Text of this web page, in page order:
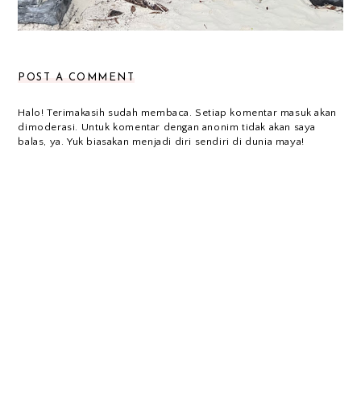
POST A COMMENT
Halo! Terimakasih sudah membaca. Setiap komentar masuk akan
dimoderasi. Untuk komentar dengan anonim tidak akan saya
balas, ya. Yuk biasakan menjadi diri sendiri di dunia maya!